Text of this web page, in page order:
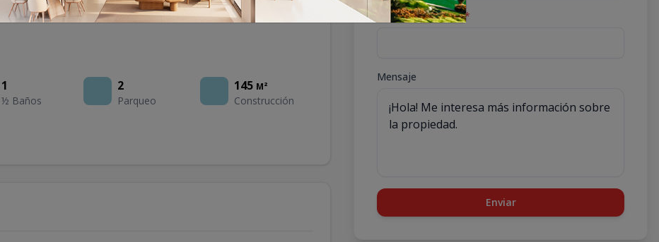
1
½ Baños
2
Parqueo
145 M²
Construcción
Correo Electrónico*
Mensaje
Enviar